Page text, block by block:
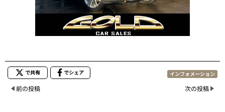
で共有 でシェア インフォメーション
前の投稿 次の投稿